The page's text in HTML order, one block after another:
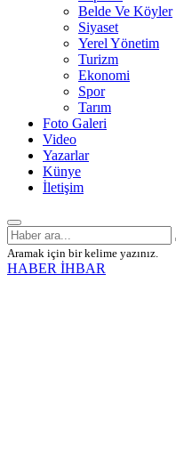
Belde Ve Köyler
Siyaset
Yerel Yönetim
Turizm
Ekonomi
Spor
Tarım
Foto Galeri
Video
Yazarlar
Künye
İletişim
Aramak için bir kelime yazınız.
HABER İHBAR